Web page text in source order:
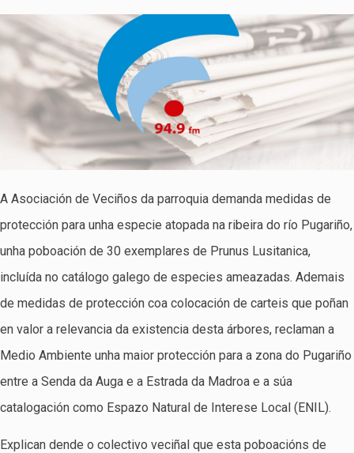
A Asociación de Veciños da parroquia demanda medidas de
protección para unha especie atopada na ribeira do río Pugariño,
unha poboación de 30 exemplares de Prunus Lusitanica,
incluída no catálogo galego de especies ameazadas. Ademais
de medidas de protección coa colocación de carteis que poñan
en valor a relevancia da existencia desta árbores, reclaman a
Medio Ambiente unha maior protección para a zona do Pugariño
entre a Senda da Auga e a Estrada da Madroa e a súa
catalogación como Espazo Natural de Interese Local (ENIL).
Explican dende o colectivo veciñal que esta poboacións de